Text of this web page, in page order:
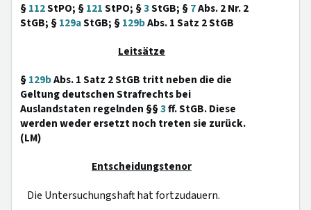
§112StPO; §121StPO; §3StGB; §7Abs. 2 Nr. 2
StGB; §129aStGB; §129bAbs. 1 Satz 2 StGB
Leitsätze
§129bAbs. 1 Satz 2 StGB tritt neben die die
Geltung deutschen Strafrechts bei
Auslandstaten regelnden §§3ff. StGB. Diese
werden weder ersetzt noch treten sie zurück.
(LM)
Entscheidungstenor
Die Untersuchungshaft hat fortzudauern.